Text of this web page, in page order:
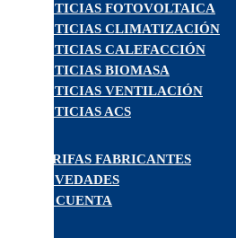
NOTICIAS FOTOVOLTAICA
NOTICIAS CLIMATIZACIÓN
NOTICIAS CALEFACCIÓN
NOTICIAS BIOMASA
NOTICIAS VENTILACIÓN
NOTICIAS ACS
TARIFAS FABRICANTES
NOVEDADES
MI CUENTA